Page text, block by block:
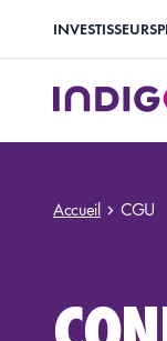
INVESTISSEURS
Accueil CGU